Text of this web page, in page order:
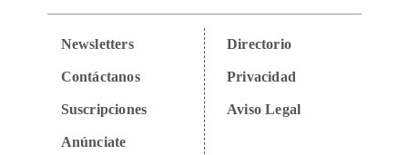
Newsletters
Contáctanos
Suscripciones
Anúnciate
Directorio
Privacidad
Aviso Legal